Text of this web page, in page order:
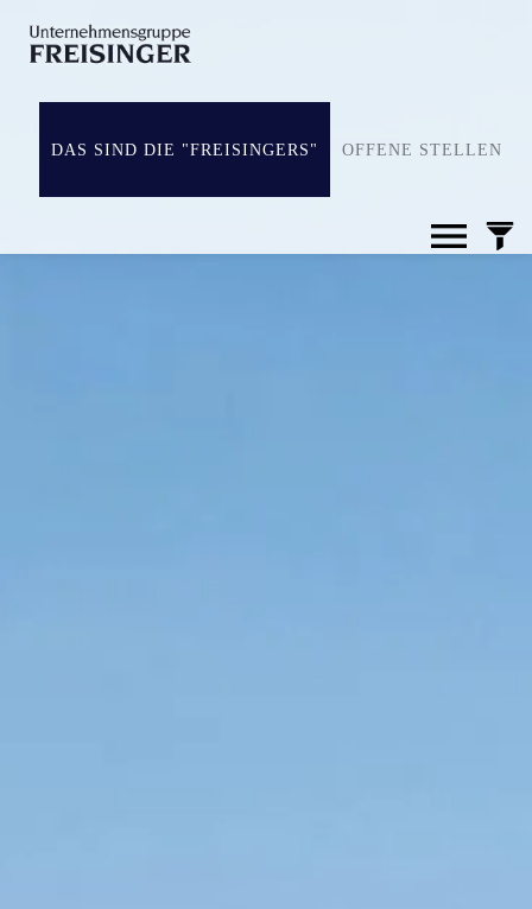
DAS SIND DIE "FREISINGERS" OFFENE STELLEN